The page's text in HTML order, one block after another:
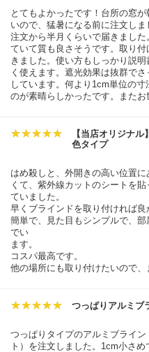
とてもよかったです！台所の窓
いので、猛暑になる前に注文しま
注文から半月くらいで届きました
ていて質も良さそうです。取り
きました。使い方もしっかり説
く使えます。遮光効果は抜群で
しています。何より1cm単位の寸
のが素晴らしかったです。またお
【当店オリジナ
色タイプ
はめ殺しと、外開きの高い位置に
くて、紫外線カットのシートを
ていました。
早くブラインドを取り付ければ良
簡単で、見た目もシンプルで、
でい
ます。
コスパ最高です。
他の場所にも取り付けたいので、
つっぱりアルミブ
つっぱりタイプのアルミブライン
ト）を注文しました。1cm小さめ